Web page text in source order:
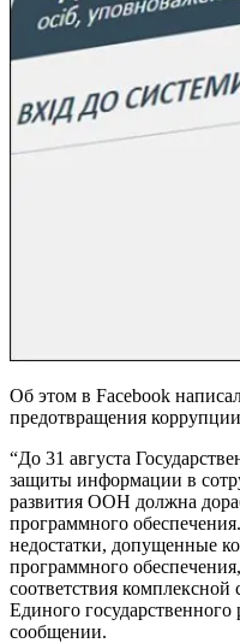
Об этом в Facebook
предотвращения
“До 31 августа
защиты информации в
развития ООН должна
программного
недостатки, допущенные
программного
соответствия
Единого государственного
сообщении.